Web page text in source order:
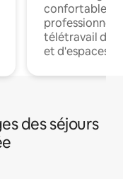
confortables
professionnels
télétravail
et d'espaces
des séjours